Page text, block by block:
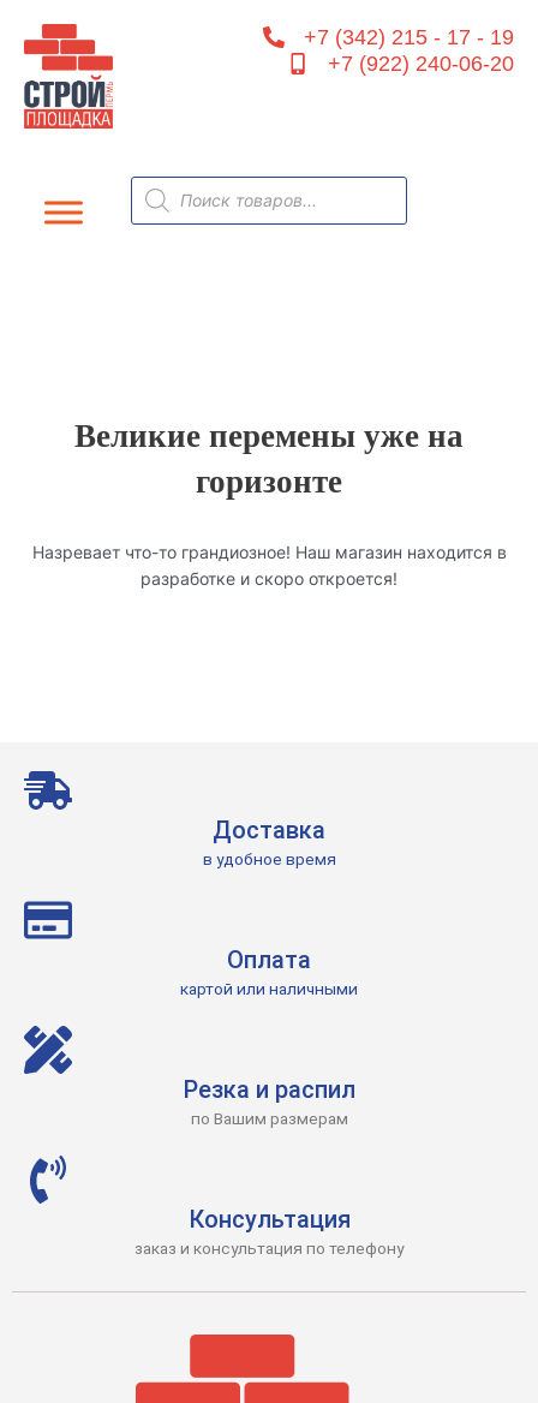
содержимому
+7 (342) 215 - 17 - 19
+7 (922) 240-06-20
Поиск
товаров
Великие перемены уже на
горизонте
Назревает что-то грандиозное! Наш магазин находится в
разработке и скоро откроется!
Доставка
в удобное время
Оплата
картой или наличными
Резка и распил
по Вашим размерам
Консультация
заказ и консультация по телефону